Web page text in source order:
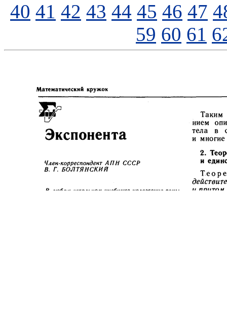
40 41 42 43 44 45 46 47
59 60 61